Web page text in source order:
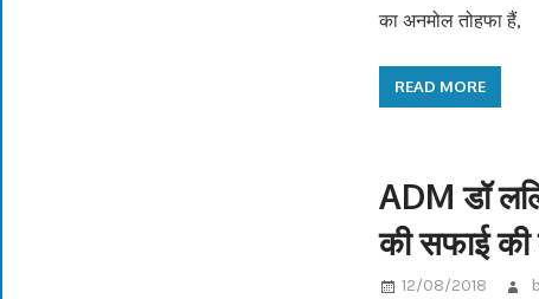
का अनमोल तोहफा हैं,
READ MORE
ADM डॉ
की सफाई
12/08/2018